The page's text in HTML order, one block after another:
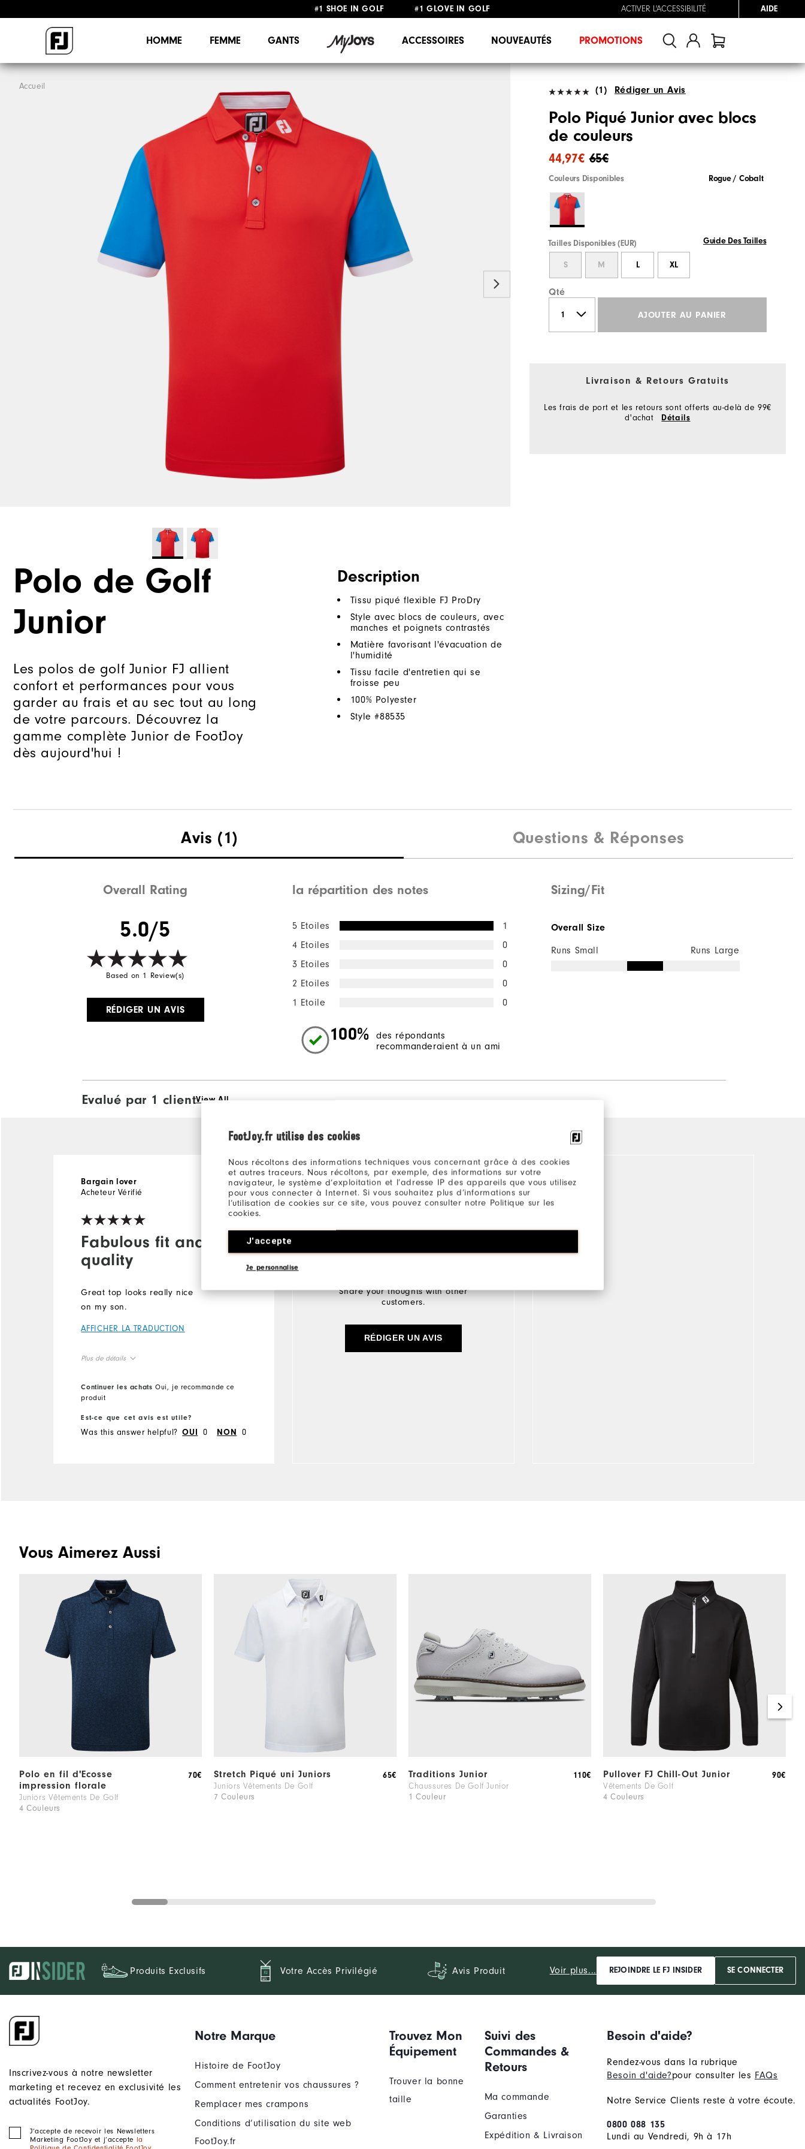
FootJoy.fr utilise des cookies
Nous récoltons des informations techniques vous concernant grâce à des cookies
et autres traceurs. Nous récoltons, par exemple, des informations sur votre
navigateur, le système d’exploitation et l’adresse IP des appareils que vous utilisez
pour vous connecter à Internet. Si vous souhaitez plus d’informations sur
l’utilisation de cookies sur ce site, vous pouvez consulter notre Politique sur les
cookies.
J'accepte
Je personnalise
#1 SHOE IN GOLF #1 GLOVE IN GOLF
ACTIVER L'ACCESSIBILITÉ AIDE
HOMME FEMME GANTS ACCESSOIRES NOUVEAUTÉS PROMOTIONS
Accueil (1) Rédiger un Avis
Polo Piqué Junior avec blocs
de couleurs
65€
44,97€
Couleurs Disponibles Rogue / Cobalt
Tailles Disponibles (EUR) Guide Des Tailles
S M L XL
Qté
AJOUTER AU PANIER
Livraison & Retours Gratuits
Les frais de port et les retours sont offerts au-delà de 99€
d'achat
Détails
Polo de Golf
Junior
Les polos de golf Junior FJ allient
confort et performances pour vous
garder au frais et au sec tout au long
de votre parcours. Découvrez la
gamme complète Junior de FootJoy
dès aujourd'hui !
Description
Tissu piqué flexible FJ ProDry
Style avec blocs de couleurs, avec
manches et poignets contrastés
Matière favorisant l'évacuation de
l'humidité
Tissu facile d'entretien qui se
froisse peu
100% Polyester
Style #88535
Avis (1) Questions & Réponses
Overall Rating
5.0/5
Based on 1 Review(s)
RÉDIGER UN AVIS
la répartition des notes
5 Etoiles
1
4 Etoiles
0
3 Etoiles
0
2 Etoiles
0
1 Etoile
0
100%
des répondants
recommanderaient à un ami
Sizing/Fit
Overall Size
Runs Small Runs Large
Evalué par 1 clientView All
Fabulous fit and
quality
il y a 2 ans
Bargain lover
Acheteur Vérifié
Great top looks really nice
on my son.
AFFICHER LA TRADUCTION
Plus de détails
Overall Size
Continuer les achats Oui, je recommande ce
produit
Est-ce que cet avis est utile?
Was this answer helpful? OUI 0 NON 0
Share your thoughts with other
customers.
RÉDIGER UN AVIS
Vous Aimerez Aussi
Polo en fil d'Ecosse
impression florale
Juniors Vêtements De Golf
4 Couleurs
70€ Stretch Piqué uni Juniors
Juniors Vêtements De Golf
7 Couleurs
65€ Traditions Junior
Chaussures De Golf Junior
1 Couleur
110€ Pullover FJ Chill-Out Junior
Vêtements De Golf
4 Couleurs
90€
Produits Exclusifs Votre Accès Privilégié Avis Produit Voir plus... REJOINDRE LE FJ INSIDER SE CONNECTER
Inscrivez-vous à notre newsletter
marketing et recevez en exclusivité les
actualités FootJoy.
J‘accepte de recevoir les Newsletters
Marketing FootJoy et j’accepte la
Notre Marque
Histoire de FootJoy
Comment entretenir vos chaussures ?
Remplacer mes crampons
Conditions d’utilisation du site web
FootJoy.fr
Trouvez Mon
Équipement
Trouver la bonne
taille
Suivi des
Commandes &
Retours
Ma commande
Garanties
Expédition & Livraison
Besoin d'aide?
Rendez-vous dans la rubrique
Besoin d'aide?pour consulter les FAQs
Notre Service Clients reste à votre écoute.
0800 088 135
Lundi au Vendredi, 9h à 17h